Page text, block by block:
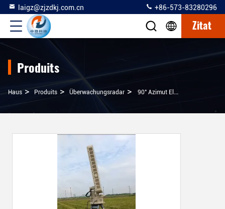
laigz@zjzdkj.com.cn +86-573-83280296
Zitat
Produits
Haus > Produits > Überwachungsradar > 90° Azimut Elektronische Scanning-Range Überwachungsradar Hochgenauigkeit Zielklassifizierung Fähigkeit AC/DC Stromversorgung